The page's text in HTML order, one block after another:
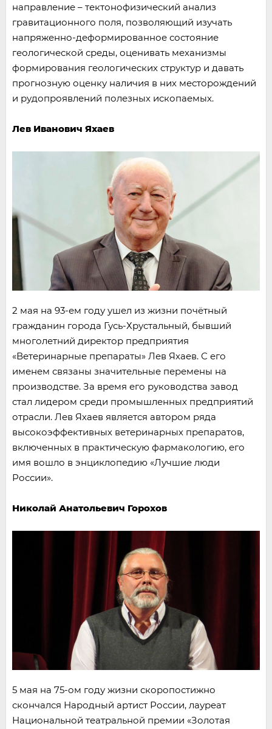
направление – тектонофизический анализ
гравитационного поля, позволяющий изучать
напряженно-деформированное состояние
геологической среды, оценивать механизмы
формирования геологических структур и давать
прогнозную оценку наличия в них месторождений
и рудопроявлений полезных ископаемых.
Лев Иванович Яхаев
2 мая на 93-ем году ушел из жизни почётный
гражданин города Гусь-Хрустальный, бывший
многолетний директор предприятия
«Ветеринарные препараты» Лев Яхаев. С его
именем связаны значительные перемены на
производстве. За время его руководства завод
стал лидером среди промышленных предприятий
отрасли. Лев Яхаев является автором ряда
высокоэффективных ветеринарных препаратов,
включенных в практическую фармакологию, его
имя вошло в энциклопедию «Лучшие люди
России».
Николай Анатольевич Горохов
5 мая на 75-ом году жизни скоропостижно
скончался Народный артист России, лауреат
Национальной театральной премии «Золотая